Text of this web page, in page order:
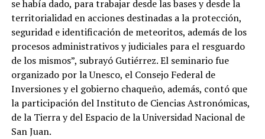
se había dado, para trabajar desde las bases y desde la
territorialidad en acciones destinadas a la protección,
seguridad e identificación de meteoritos, además de los
procesos administrativos y judiciales para el resguardo
de los mismos”, subrayó Gutiérrez. El seminario fue
organizado por la Unesco, el Consejo Federal de
Inversiones y el gobierno chaqueño, además, contó que
la participación del Instituto de Ciencias Astronómicas,
de la Tierra y del Espacio de la Universidad Nacional de
San Juan.